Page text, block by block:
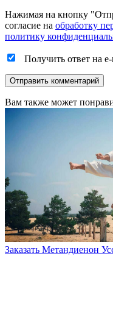
Нажимая на кнопку
согласие на обработку
политику
Получить ответ на
Вам также может
Заказать Метандиенон